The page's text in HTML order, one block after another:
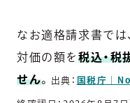
なお適格請求書では
対価の額を 税込・税
せん。 出典： 国税庁｜